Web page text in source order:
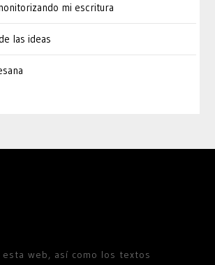
mi escritura
las ideas
web, así como los textos